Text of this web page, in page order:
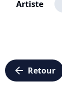
Artiste
arrow_left Retour